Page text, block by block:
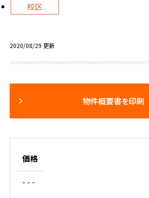
校区
2020/08/29 更新
物件概要書を印刷
価格
- - -